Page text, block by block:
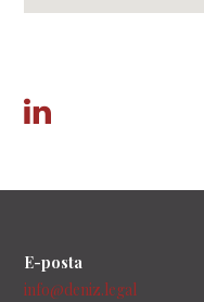
E-posta
info@deniz.legal